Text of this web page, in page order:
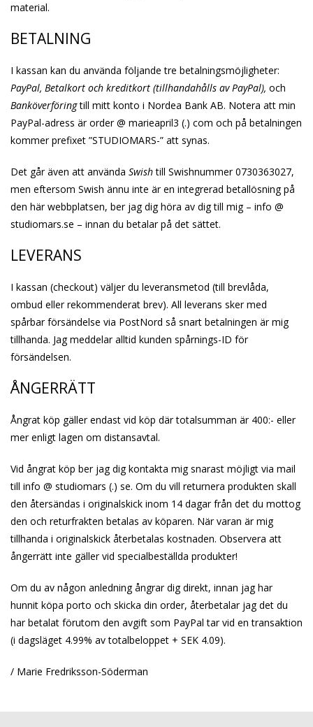
material.
BETALNING
I kassan kan du använda följande tre betalningsmöjligheter:
PayPal, Betalkort och kreditkort (tillhandahålls av PayPal), och
Banköverföringtill mitt konto i Nordea Bank AB. Notera att min
PayPal-adress är order @ marieapril3 (.) com och på betalningen
kommer prefixet ”STUDIOMARS-” att synas.
Det går även att använda Swishtill Swishnummer 0730363027,
men eftersom Swish ännu inte är en integrerad betallösning på
den här webbplatsen, ber jag dig höra av dig till mig – info @
studiomars.se – innan du betalar på det sättet.
LEVERANS
I kassan (checkout) väljer du leveransmetod (till brevlåda,
ombud eller rekommenderat brev). All leverans sker med
spårbar försändelse via PostNord så snart betalningen är mig
tillhanda. Jag meddelar alltid kunden spårnings-ID för
försändelsen.
ÅNGERRÄTT
Ångrat köp gäller endast vid köp där totalsumman är 400:- eller
mer enligt lagen om distansavtal.
Vid ångrat köp ber jag dig kontakta mig snarast möjligt via mail
till info @ studiomars (.) se. Om du vill returnera produkten skall
den återsändas i originalskick inom 14 dagar från det du mottog
den och returfrakten betalas av köparen. När varan är mig
tillhanda i originalskick återbetalas kostnaden. Observera att
ångerrätt inte gäller vid specialbeställda produkter!
Om du av någon anledning ångrar dig direkt, innan jag har
hunnit köpa porto och skicka din order, återbetalar jag det du
har betalat förutom den avgift som PayPal tar vid en transaktion
(i dagsläget 4.99% av totalbeloppet + SEK 4.09).
/ Marie Fredriksson-Söderman